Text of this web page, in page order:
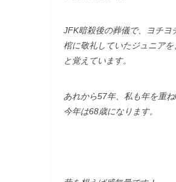
JFK暗殺後の葬儀で、ヨチヨ
棺に敬礼していたジュニアを
と覚えています。
あれから57年、私も年を重ね
今年は68歳になります。